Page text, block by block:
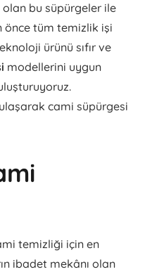
bu süpürgeler ile
tüm temizlik işi
ürünü sıfır ve
modellerini uygun
cami süpürgesi
temizliği için en
ibadet mekânı olan